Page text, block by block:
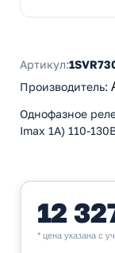
Артикул:
Производитель:
Однофазное
Imax 1A) 110-
12
* цена указана с